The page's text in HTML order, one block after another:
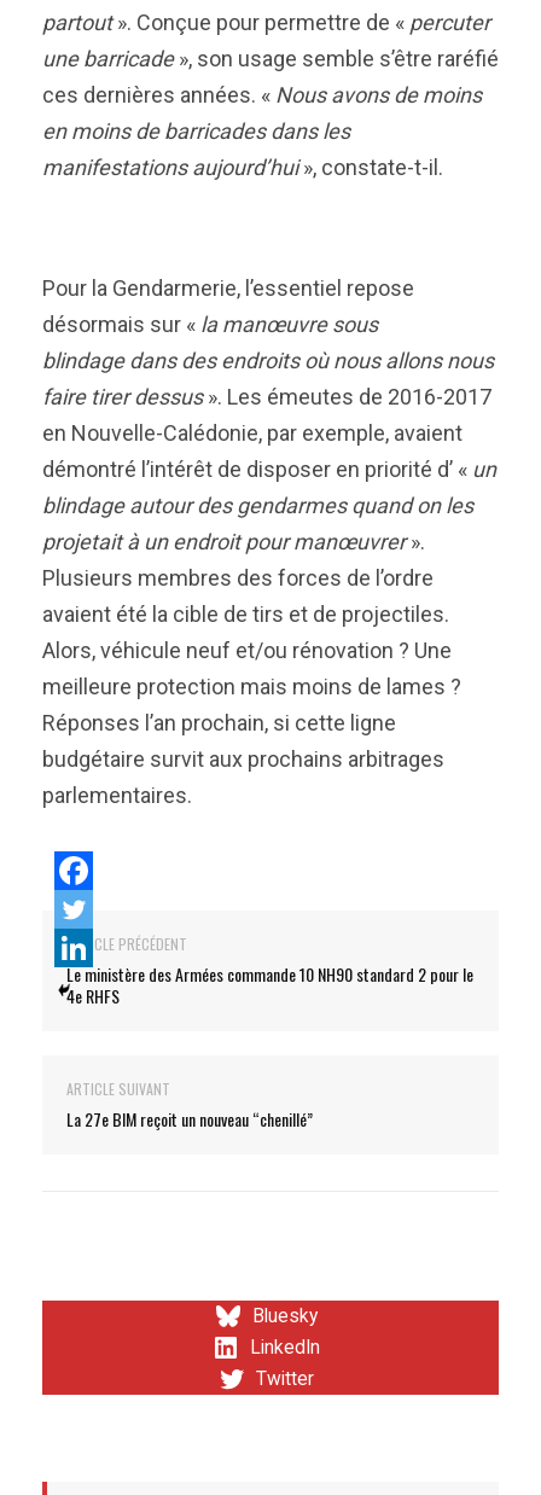
partout». Conçue pour permettre de « percuter
une barricade», son usage semble s’être raréfié
ces dernières années. « Nous avons de moins
en moins de barricades dans les
manifestations aujourd’hui», constate-t-il.
Pour la Gendarmerie, l’essentiel repose
désormais sur « la manœuvre sous
blindage dans des endroits où nous allons nous
faire tirer dessus». Les émeutes de 2016-2017
en Nouvelle-Calédonie, par exemple, avaient
démontré l’intérêt de disposer en priorité d’ « un
blindage autour des gendarmes quand on les
projetait à un endroit pour manœuvrer».
Plusieurs membres des forces de l’ordre
avaient été la cible de tirs et de projectiles.
Alors, véhicule neuf et/ou rénovation ? Une
meilleure protection mais moins de lames ?
Réponses l’an prochain, si cette ligne
budgétaire survit aux prochains arbitrages
parlementaires.
ARTICLE PRÉCÉDENT
Le ministère des Armées commande 10 NH90 standard 2 pour le
4e RHFS
ARTICLE SUIVANT
La 27e BIM reçoit un nouveau “chenillé”
Bluesky
LinkedIn
Twitter